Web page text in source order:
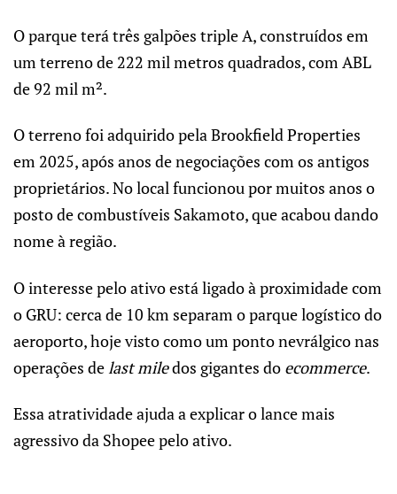
O parque terá três galpões triple A, construídos em
um terreno de 222 mil metros quadrados, com ABL
de 92 mil m².
O terreno foi adquirido pela Brookfield Properties
em 2025, após anos de negociações com os antigos
proprietários. No local funcionou por muitos anos o
posto de combustíveis Sakamoto, que acabou dando
nome à região.
O interesse pelo ativo está ligado à proximidade com
o GRU: cerca de 10 km separam o parque logístico do
aeroporto, hoje visto como um ponto nevrálgico nas
operações de last miledos gigantes do ecommerce.
Essa atratividade ajuda a explicar o lance mais
agressivo da Shopee pelo ativo.